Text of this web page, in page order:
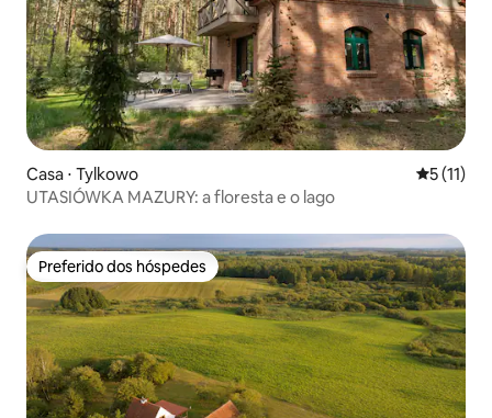
Casa ⋅ Tylkowo 5 de uma
5 (11)
UTASIÓWKA MAZURY: a floresta e o lago
Preferido dos hóspedes
Preferido dos hóspedes